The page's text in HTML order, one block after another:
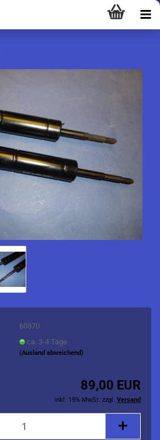
60370
ca. 3-4 Tage
(Ausland abweichend)
89,00 EUR
inkl. 19% MwSt. zzgl. Versand